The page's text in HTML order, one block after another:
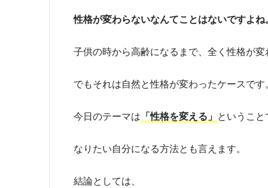
性格が変わらないなんてことはないですよね。
子供の時から高齢になるまで、全く性格が変
でもそれは自然と性格が変わったケースです。
今日のテーマは 「性格を変える」 ということ
なりたい自分になる方法とも言えます。
結論としては、